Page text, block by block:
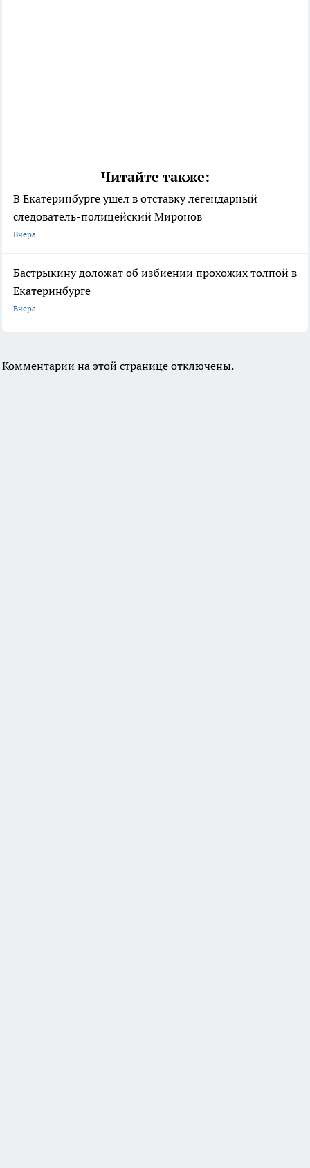
Читайте также:
В Екатеринбурге ушел в отставку легендарный
следователь-полицейский Миронов
Вчера
Бастрыкину доложат об избиении прохожих толпой в
Екатеринбурге
Вчера
Комментарии на этой странице отключены.